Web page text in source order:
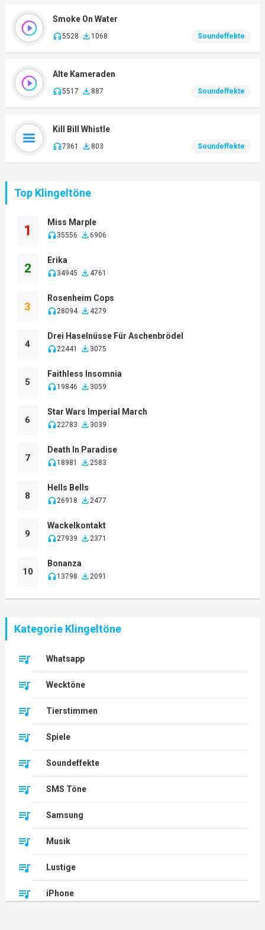
Smoke On Water
5528 1068 Soundeffekte
Alte Kameraden
5517 887 Soundeffekte
Kill Bill Whistle
7361 803 Soundeffekte
Top Klingeltöne
1
Miss Marple
35556 6906
2
Erika
34945 4761
3
Rosenheim Cops
28094 4279
4
Drei Haselnüsse Für Aschenbrödel
22441 3075
5
Faithless Insomnia
19846 3059
6
Star Wars Imperial March
22783 3039
7
Death In Paradise
18981 2583
8
Hells Bells
26918 2477
9
Wackelkontakt
27939 2371
10
Bonanza
13798 2091
Kategorie Klingeltöne
Whatsapp
Wecktöne
Tierstimmen
Spiele
Soundeffekte
SMS Töne
Samsung
Musik
Lustige
iPhone